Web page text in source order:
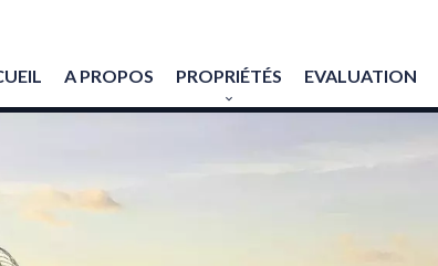
A PROPOS PROPRIÉTÉS EVALUATION